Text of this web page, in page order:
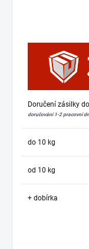
Doručení zásilky
doručování 1-2 pracovní
do 10 kg
od 10 kg
+ dobírka